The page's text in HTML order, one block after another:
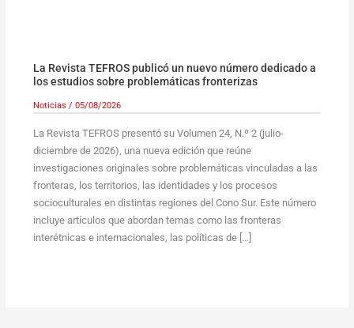
La Revista TEFROS publicó un nuevo número dedicado a
los estudios sobre problemáticas fronterizas
Noticias / 05/08/2026
La Revista TEFROS presentó su Volumen 24, N.º 2 (julio-
diciembre de 2026), una nueva edición que reúne
investigaciones originales sobre problemáticas vinculadas a las
fronteras, los territorios, las identidades y los procesos
socioculturales en distintas regiones del Cono Sur. Este número
incluye artículos que abordan temas como las fronteras
interétnicas e internacionales, las políticas de […]